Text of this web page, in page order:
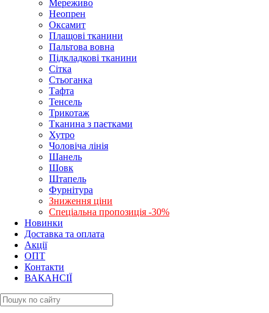
Мереживо
Неопрен
Оксамит
Плащові тканини
Пальтова вовна
Підкладкові тканини
Сітка
Стьоганка
Тафта
Тенсель
Трикотаж
Тканина з паєтками
Хутро
Чоловіча лінія
Шанель
Шовк
Штапель
Фурнітура
Зниження ціни
Спеціальна пропозиція -30%
Новинки
Доставка та оплата
Акції
ОПТ
Контакти
ВАКАНСІЇ